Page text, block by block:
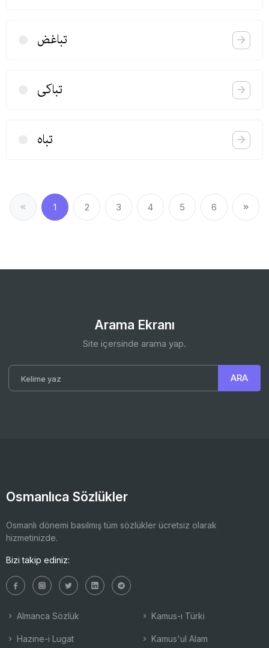
تباغض
تباكی
تباه
1 2 3 4 5 6
Arama Ekranı
Site içersinde arama yap.
Osmanlıca Sözlükler
Osmanlı dönemi basılmış tüm sözlükler ücretsiz olarak
hizmetinizde.
Bizi takip ediniz:
Almanca Sözlük
Hazine-i Lugat
Kamus-ı Türki
Kamus'ul Alam